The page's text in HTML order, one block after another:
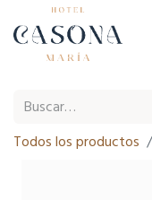
Todos los productos